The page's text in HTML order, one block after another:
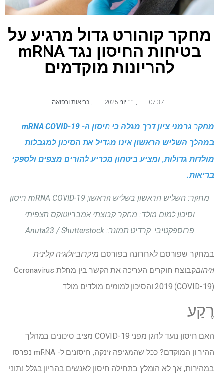
מחקר קוהורט גדול מרגיע על
בטיחות החיסון נגד mRNA
להריונות מוקדמים
07:37 בריאות ורפואה
מחקר גרמני ציון דרך מגלה כי חיסון ה- mRNA COVID-19
במהלך השליש הראשון אינו מגדיל את הסיכון למגבלות
מולדות גדולות, ומציע ביטחון מכריע להורים מצפים ולספקי
בריאות.
מחקר: השליש הראשון בשליש הראשון mRNA COVID-19 חיסון
וסיכון למום מולד: מחקר קבוצתי אמבריוטוקס תצפיתי
פרוספקטיבי. קרדיט תמונה: Anuta23 / Shutterstock
במחקר שפורסם לאחרונה בפורסם מיקרוביולוגיה קלינית
וזיהום
קבוצת חוקרים העריכה את הקשר בין מחלת Coronavirus
2019 (COVID-19) והסיכון למומים מולדים מולד.
רֶקַע
האם חיסון נועד להגן מפני COVID-19 מציב סיכונים במהלך
ההיריון המוקדם? ככל שהמגיפה זינקה, חיסונים ל- mRNA נפרסו
במהירות, אך לא הומלץ בתחילה חיסון לאנשים בהריון בגלל נתוני